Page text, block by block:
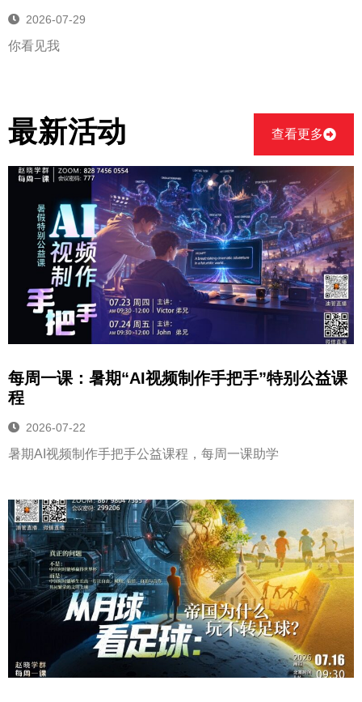
2026-07-29
你看见我
最新活动 查看更多
每周一课：暑期“AI视频制作手把手”特别公益课
程
2026-07-22
暑期AI视频制作手把手公益课程，每周一课助学